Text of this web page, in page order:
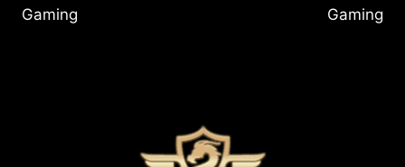
Gaming
Gaming